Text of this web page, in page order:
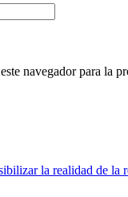
navegador para la
la realidad de la